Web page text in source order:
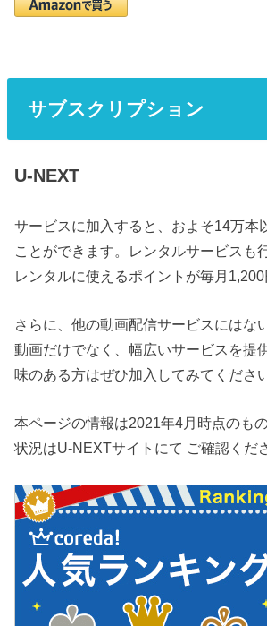
サブスクリプション
U-NEXT
サービスに加入すると、およそ14万本
ことができます。レンタルサービスも
レンタルに使えるポイントが毎月1,200
さらに、他の動画配信サービスにはな
動画だけでなく、幅広いサービスを提
味のある方はぜひ加入してみてください
本ページの情報は2021年4月時点のも
状況はU-NEXTサイトにて ご確認くだ